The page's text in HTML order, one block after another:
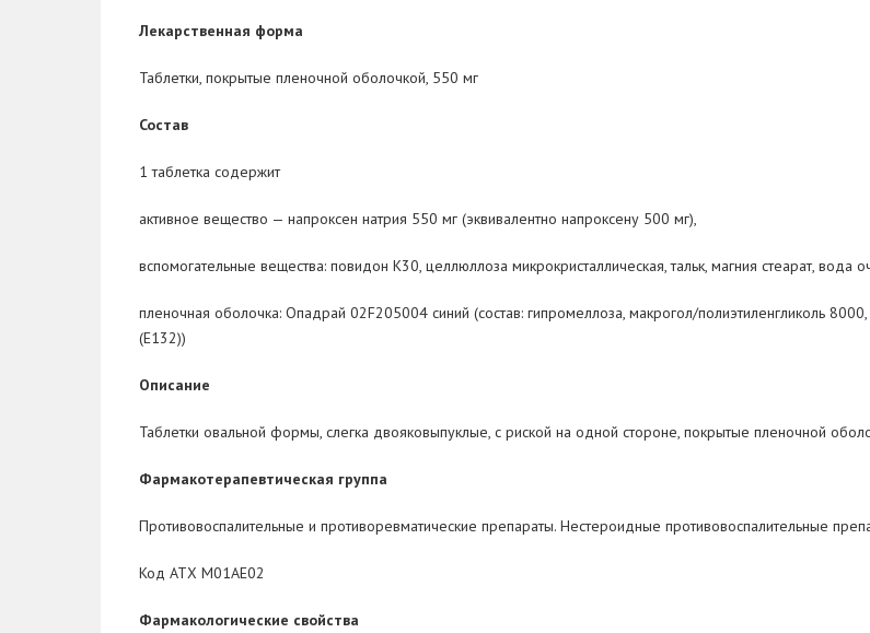
Лекарственная форма
Таблетки, покрытые пленочной оболочкой, 550 мг
Состав
1 таблетка содержит
активное вещество — напроксен натрия 550 мг (эквивалентно напроксену 500 мг),
вспомогательные вещества: повидон К30, целлюллоза микрокристаллическая, тальк, магния стеарат, вода
пленочная оболочка: Опадрай 02F205004 синий (состав: гипромеллоза, макрогол/полиэтиленгликоль
(E132))
Описание
Таблетки овальной формы, слегка двояковыпуклые, с риской на одной стороне, покрытые пленочной
Фармакотерапевтическая группа
Противовоспалительные и противоревматические препараты. Нестероидные противовоспалительные
Код АТХ М01АЕ02
Фармакологические свойства